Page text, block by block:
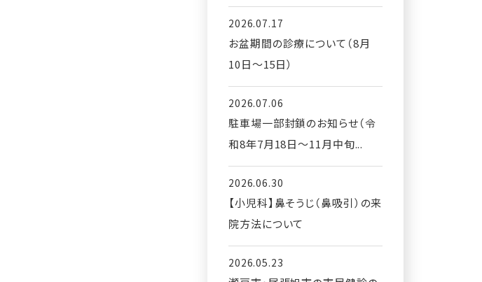
2026.07.17
お盆期間の診療について（8月
10日〜15日）
2026.07.06
駐車場一部封鎖のお知らせ（令
和8年7月18日～11月中旬...
2026.06.30
【小児科】鼻そうじ（鼻吸引）の来
院方法について
2026.05.23